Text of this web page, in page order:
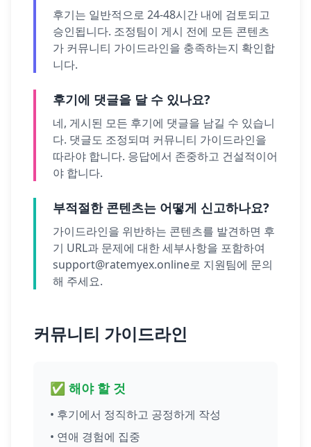
후기는 일반적으로 24-48시간 내에 검토되고
승인됩니다. 조정팀이 게시 전에 모든 콘텐츠
가 커뮤니티 가이드라인을 충족하는지 확인합
니다.
후기에 댓글을 달 수 있나요?
네, 게시된 모든 후기에 댓글을 남길 수 있습니
다. 댓글도 조정되며 커뮤니티 가이드라인을
따라야 합니다. 응답에서 존중하고 건설적이어
야 합니다.
부적절한 콘텐츠는 어떻게 신고하나요?
가이드라인을 위반하는 콘텐츠를 발견하면 후
기 URL과 문제에 대한 세부사항을 포함하여
support@ratemyex.online로 지원팀에 문의
해 주세요.
커뮤니티 가이드라인
✅ 해야 할 것
• 후기에서 정직하고 공정하게 작성
• 연애 경험에 집중